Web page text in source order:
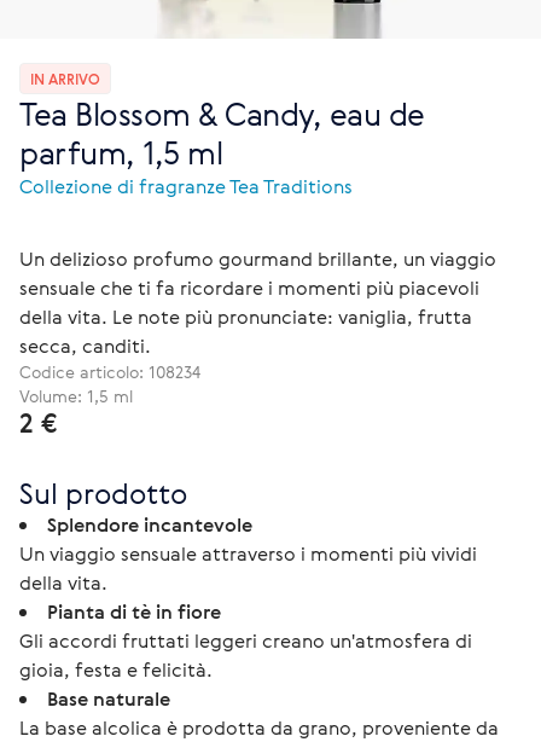
IN ARRIVO
Tea Blossom & Candy, eau de
parfum, 1,5 ml
Collezione di fragranze Tea Traditions
Un delizioso profumo gourmand brillante, un viaggio
sensuale che ti fa ricordare i momenti più piacevoli
della vita. Le note più pronunciate: vaniglia, frutta
secca, canditi.
Codice articolo: 108234
Volume: 1,5 ml
2 €
Sul prodotto
Splendore incantevole
Un viaggio sensuale attraverso i momenti più vividi
della vita.
Pianta di tè in fiore
Gli accordi fruttati leggeri creano un'atmosfera di
gioia, festa e felicità.
Base naturale
La base alcolica è prodotta da grano, proveniente da